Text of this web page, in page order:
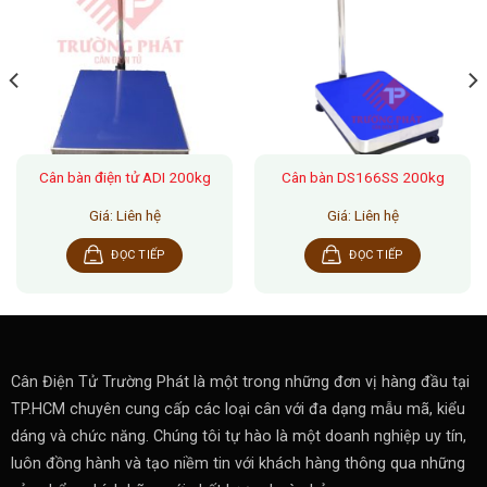
Cân bàn điện tử ADI 200kg
Giá: Liên hệ
ĐỌC TIẾP
Cân bàn DS166SS 200kg
Giá: Liên hệ
ĐỌC TIẾP
Cân Điện Tử Trường Phát là một trong những đơn vị hàng đầu tại
TP.HCM chuyên cung cấp các loại cân với đa dạng mẫu mã, kiểu
dáng và chức năng. Chúng tôi tự hào là một doanh nghiệp uy tín,
luôn đồng hành và tạo niềm tin với khách hàng thông qua những